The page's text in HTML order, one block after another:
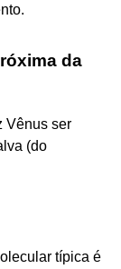
da
Vênus ser
(do
típica é